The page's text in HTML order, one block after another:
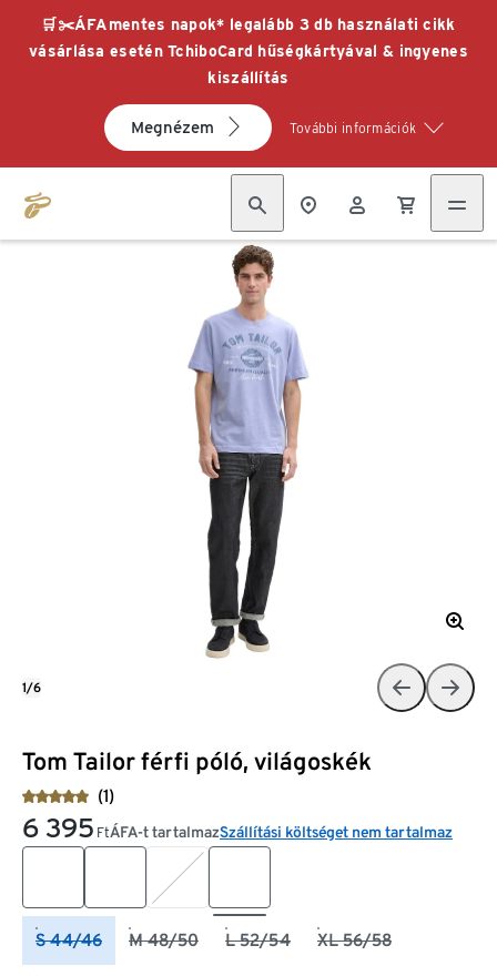
🛒✂️ÁFAmentes napok* legalább 3 db használati cikk
vásárlása esetén TchiboCard hűségkártyával & ingyenes
kiszállítás
Megnézem További információk
Tom Tailor férfi póló, világoskék
(1)
6 395 FtÁFA-t tartalmazSzállítási költséget nem tartalmaz
S 44/46 M 48/50 L 52/54 XL 56/58
1/6